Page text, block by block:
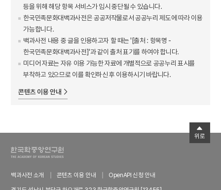
등을 위해 해당 항목 서비스가 임시 중단될 수 있습니다.
한국민족문화대백과사전은 공공저작물로서 공공누리 제도에 따라 이용
가능합니다.
백과사전 내용 중 글을 인용하고자 할 때는 '[출처 : 항목명 -
한국민족문화대백과사전]'과 같이 출처 표기를 하여야 합니다.
미디어 자료는 자유 이용 가능한 자료에 개별적으로 공공누리 표시를
부착하고 있으므로 이를 확인하신 후 이용하시기 바랍니다.
콘텐츠 이용 안내
백과사전 소개 콘텐츠 이용 안내
OpenAPI 신청 안내
위로